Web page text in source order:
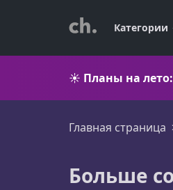
Категории
☀️ Планы на лето:
Главная страница
Больше